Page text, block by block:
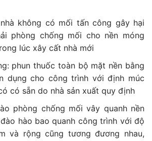
không có mối tấn công gây hại
phòng chống mối cho nền móng
lúc xây cất nhà mới
phun thuốc toàn bộ mặt nền bằng
dụng cho công trình với định múc
có sẵn do nhà sản xuất quy định
phòng chống mối vây quanh nền
hào bao quanh công trình với độ
và rộng cũng tương đương nhau,